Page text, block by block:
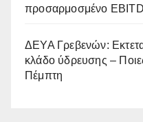
προσαρμοσμένο
ΔΕΥΑ Γρεβενών:
κλάδο ύδρευσης –
Πέμπτη